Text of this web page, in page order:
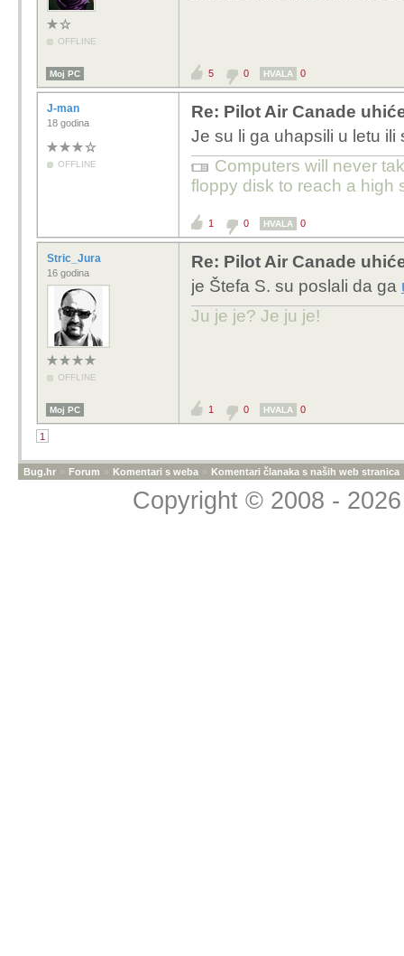
OFFLINE
Moj PC 5 0 HVALA 0
J-man
18 godina
OFFLINE
Re: Pilot Air Canade
Je su li ga uhapsili u letu ili
Computers will never
floppy disk to reach a high
1 0 HVALA 0
Stric_Jura
16 godina
OFFLINE
Re: Pilot Air Canade
je Štefa S. su poslali da ga
Ju je je? Je ju je!
Moj PC 1 0 HVALA 0
1
Bug.hr » Forum » Komentari s weba » Komentari članaka s naših web stranica
Copyright © 2008 -